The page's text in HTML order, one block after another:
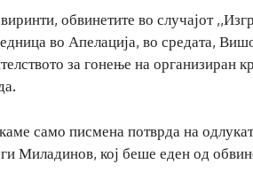
обвинетите во случајот
во Апелација, во средата,
за гонење на организиран
само писмена потврда на
Миладинов, кој беше еден од